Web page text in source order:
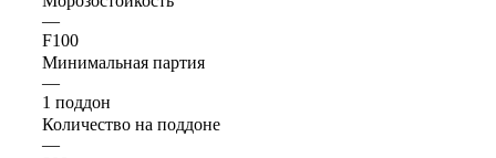
—
F100
Минимальная партия
—
1 поддон
Количество на поддоне
—